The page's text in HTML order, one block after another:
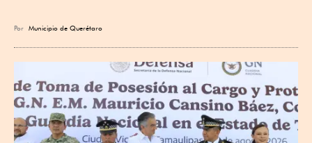
Por Municipio de Querétaro